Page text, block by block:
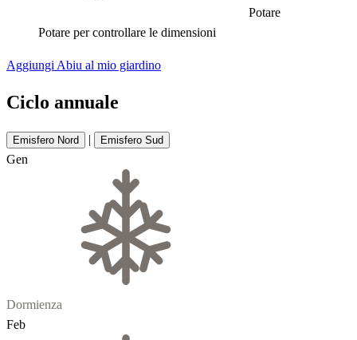
Potare
Potare per controllare le dimensioni
Aggiungi Abiu al mio giardino
Ciclo annuale
Emisfero Nord | Emisfero Sud
Gen
Dormienza
Feb